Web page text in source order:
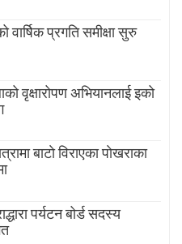
वार्षिक प्रगति समीक्षा सुरु
वृक्षारोपण अभियानलाई इको
बाटाे विराएका पाेखराका
पर्यटन बोर्ड सदस्य